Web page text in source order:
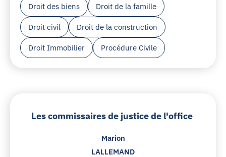
Droit des biens Droit de la famille
Droit civil Droit de la construction
Droit Immobilier Procédure Civile
Les commissaires de justice de l'office
Marion
LALLEMAND